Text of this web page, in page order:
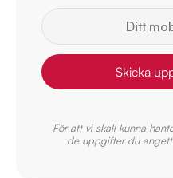
Skicka
För att vi skall kunna
de uppgifter du